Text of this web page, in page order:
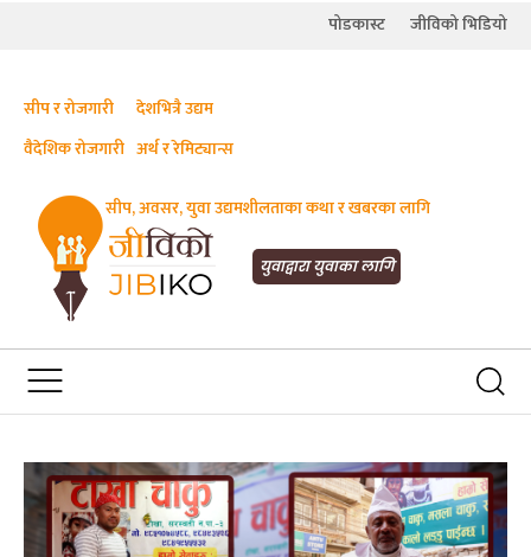
पोडकास्ट जीविको भिडियो
युवाद्वारा युवाका लागि
JIBIKO.COM
तपाईंको जीविकाको साथी
सीप, अवसर, युवा उद्यमशीलताका कथा र खबरका लागि
सीप र रोजगारी
देशभित्रै उद्यम
वैदेशिक रोजगारी अर्थ र रेमिट्यान्स